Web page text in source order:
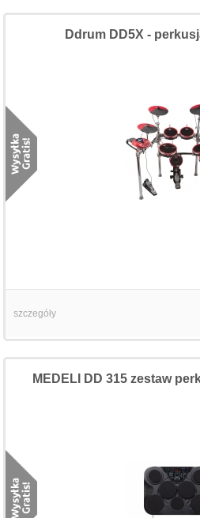
Ddrum DD5X -
szczegóły
MEDELI DD 315 zestaw